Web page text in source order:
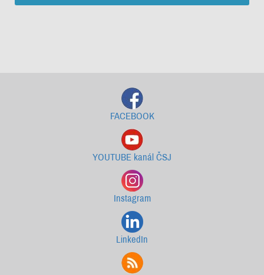
FACEBOOK
YOUTUBE kanál ČSJ
Instagram
LinkedIn